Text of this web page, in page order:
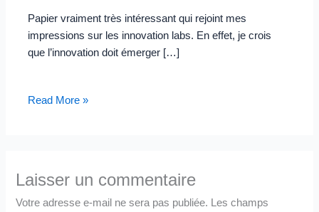
Papier vraiment très intéressant qui rejoint mes
impressions sur les innovation labs. En effet, je crois
que l’innovation doit émerger […]
Read More »
Laisser un commentaire
Votre adresse e-mail ne sera pas publiée. Les champs